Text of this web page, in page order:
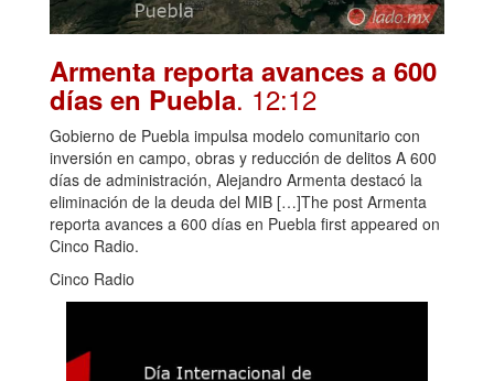
Armenta reporta avances a 600
días en Puebla. 12:12
Gobierno de Puebla impulsa modelo comunitario con
inversión en campo, obras y reducción de delitos A 600
días de administración, Alejandro Armenta destacó la
eliminación de la deuda del MIB […]The post Armenta
reporta avances a 600 días en Puebla first appeared on
Cinco Radio.
Cinco Radio